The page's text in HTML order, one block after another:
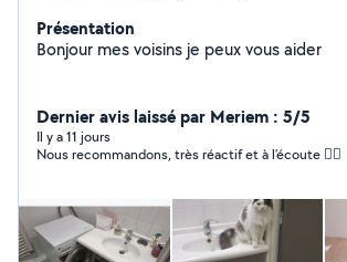
Présentation
Bonjour mes voisins je peux vous aider
Dernier avis laissé par Meriem : 5/5
Il y a 11 jours
Nous recommandons, très réactif et à l’écoute 👍🏼